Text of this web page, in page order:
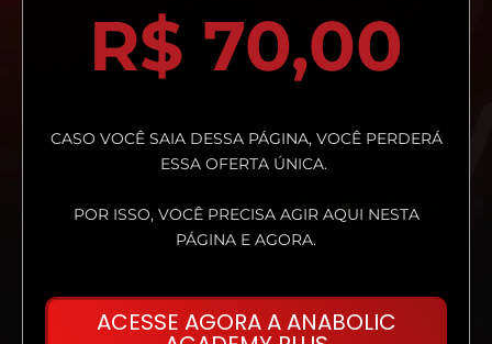
R$ 70,00
CASO VOCÊ SAIA DESSA PÁGINA, VOCÊ PERDERÁ
ESSA OFERTA ÚNICA.
POR ISSO, VOCÊ PRECISA AGIR AQUI NESTA
PÁGINA E AGORA.
ACESSE AGORA A ANABOLIC